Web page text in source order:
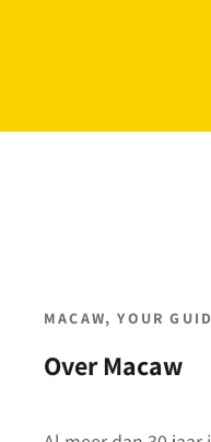
MACAW, YOUR
Over Macaw